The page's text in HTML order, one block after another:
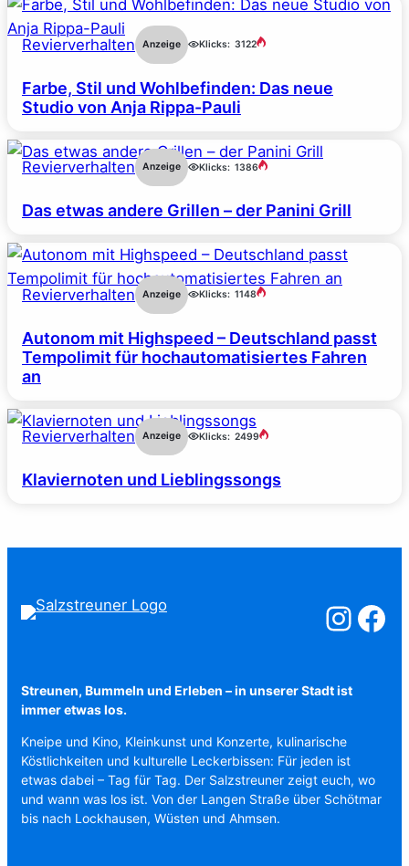
Revierverhalten Anzeige Klicks: 3122
Farbe, Stil und Wohlbefinden: Das neue
Studio von Anja Rippa-Pauli
Revierverhalten Anzeige Klicks: 1386
Das etwas andere Grillen – der Panini Grill
Revierverhalten Anzeige Klicks: 1148
Autonom mit Highspeed – Deutschland passt
Tempolimit für hochautomatisiertes Fahren
an
Revierverhalten Anzeige Klicks: 2499
Klaviernoten und Lieblingssongs
Salzstreuner
Streunen, Bummeln und Erleben – in unserer Stadt ist
immer etwas los.
Kneipe und Kino, Kleinkunst und Konzerte, kulinarische
Köstlichkeiten und kulturelle Leckerbissen: Für jeden ist
etwas dabei – Tag für Tag. Der Salzstreuner zeigt euch, wo
und wann was los ist. Von der Langen Straße über Schötmar
bis nach Lockhausen, Wüsten und Ahmsen.